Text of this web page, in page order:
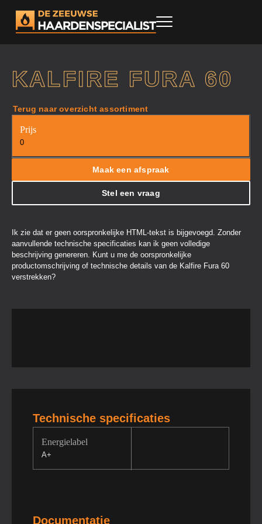
KALFIRE FURA 60
Terug naar overzicht assortiment
Prijs
0
Maak een afspraak
Stel een vraag
Ik zie dat er geen oorspronkelijke HTML-tekst is bijgevoegd. Zonder
aanvullende technische specificaties kan ik geen volledige
beschrijving genereren. Kunt u me de oorspronkelijke
productomschrijving of technische details van de Kalfire Fura 60
verstrekken?
Technische specificaties
Energielabel
A+
Documentatie